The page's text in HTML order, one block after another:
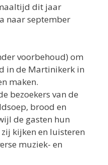
dit jaar
naar september
voorbehoud) om
in de Martinikerk in
maken.
bezoekers van de
brood en
de gasten hun
kijken en luisteren
muziek- en